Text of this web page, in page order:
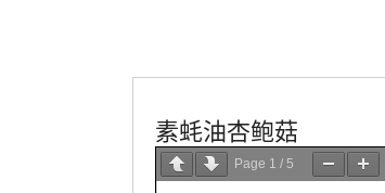
素蚝油杏鲍菇
Page 1 / 5